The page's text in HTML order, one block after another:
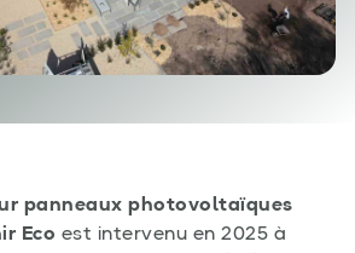
panneaux photovoltaïques
Eco est intervenu en 2025 à